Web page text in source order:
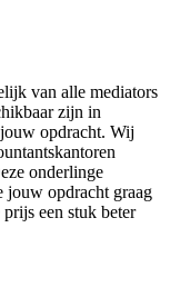
van alle mediators
zijn in
opdracht. Wij
onderlinge
jouw opdracht graag
een stuk beter